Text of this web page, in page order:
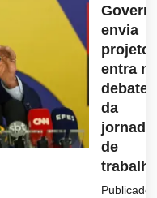
envia
projeto
entra
debate
da
jornada
de
Publicado